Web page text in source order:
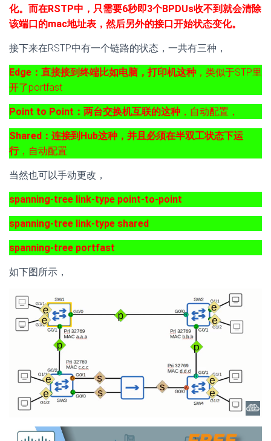
化。而在RSTP中，只需要6秒即3个BPDUs收不到就会清除
该端口的mac地址表，然后另外的接口开始状态变化。
接下来在RSTP中有一个链路的状态，一共有三种，
Edge：直接接到终端比如电脑，打印机这种 ，类似于STP里
开了portfast
Point to Point：两台交换机互联的这种 ，自动配置，
Shared：连接到Hub这种，并且必须在半双工状态下运
行，自动配置
当然也可以手动更改，
spanning-tree link-type point-to-point
spanning-tree link-type shared
spanning-tree portfast
如下图所示，